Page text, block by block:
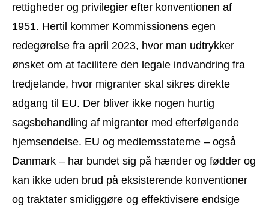
rettigheder og privilegier efter konventionen af
1951. Hertil kommer Kommissionens egen
redegørelse fra april 2023, hvor man udtrykker
ønsket om at facilitere den legale indvandring fra
tredjelande, hvor migranter skal sikres direkte
adgang til EU. Der bliver ikke nogen hurtig
sagsbehandling af migranter med efterfølgende
hjemsendelse. EU og medlemsstaterne – også
Danmark – har bundet sig på hænder og fødder og
kan ikke uden brud på eksisterende konventioner
og traktater smidiggøre og effektivisere endsige